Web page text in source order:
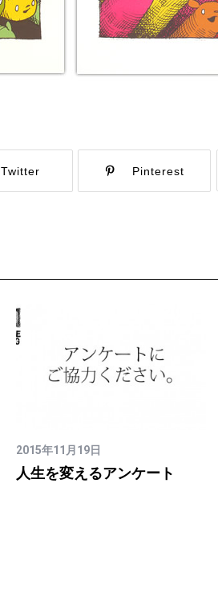
Twitter Pinterest
2015年11月19日
人生を変えるアンケート